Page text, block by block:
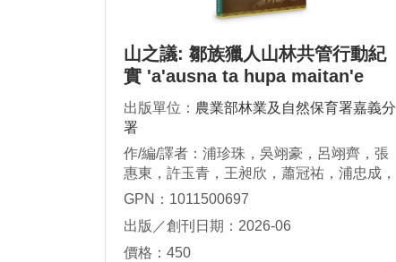
山之議: 鄒族獵人山林共管行動紀
實 'a'ausna ta hupa maitan'e
出版單位： 農業部林業及自然保育署嘉義分
署
作/編/譯者：浦珍珠，吳翊豪，呂翊齊，張
惠東，許玉青，王昶欣，蕭冠祐，浦忠成，
浦忠勇
GPN：1011500697
出版／創刊日期：2026-06
價格：450